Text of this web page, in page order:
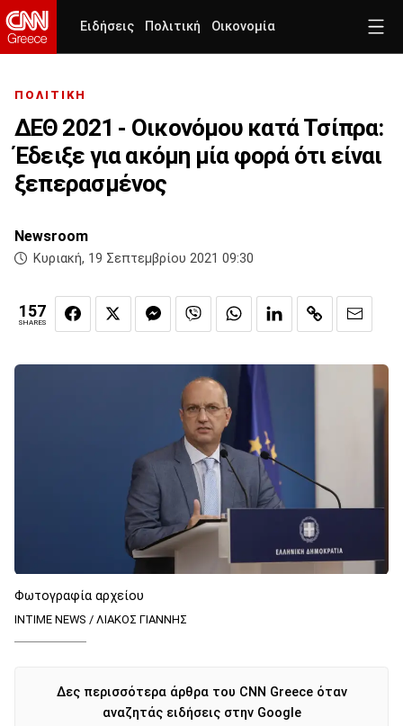
Ειδήσεις Πολιτική Οικονομία
ΠΟΛΙΤΙΚΗ
ΔΕΘ 2021 - Οικονόμου κατά Τσίπρα:
Έδειξε για ακόμη μία φορά ότι είναι
ξεπερασμένος
Newsroom
Κυριακή, 19 Σεπτεμβρίου 2021 09:30
157
SHARES
Φωτογραφία αρχείου
INTIME NEWS / ΛΙΑΚΟΣ ΓΙΑΝΝΗΣ
Δες περισσότερα άρθρα του CNN Greece όταν
αναζητάς ειδήσεις στην Google